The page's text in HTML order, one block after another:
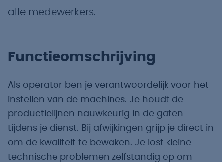
alle medewerkers.
Functieomschrijving
Als operator ben je verantwoordelijk voor het
instellen van de machines. Je houdt de
productielijnen nauwkeurig in de gaten
tijdens je dienst. Bij afwijkingen grijp je direct in
om de kwaliteit te bewaken. Je lost kleine
technische problemen zelfstandig op om